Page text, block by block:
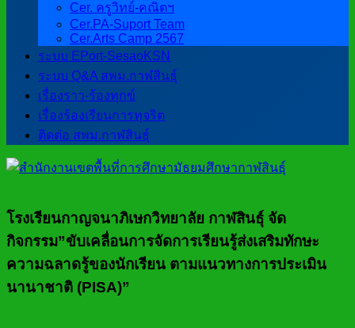
Cer. ครูวิทย์-คณิตฯ
Cer.PA-Suport Team
Cer.Arts Camp 2567
ระบบ EPort-SesaoKSN
ระบบ Q&A สพม.กาฬสินธุ์
เรื่องราว-ร้องทุกข์
เรื่องร้องเรียนการทุจริต
ติดต่อ สพม.กาฬสินธุ์
โรงเรียนกาญจนาภิเษกวิทยาลัย กาฬสินธุ์ จัด
กิจกรรม”ขับเคลื่อนการจัดการเรียนรู้ส่งเสริมทักษะ
ความฉลาดรู้ของนักเรียน ตามแนวทางการประเมิน
นานาชาติ (PISA)”